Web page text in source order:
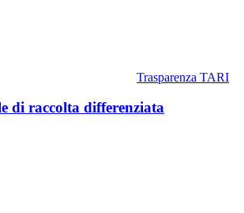
Trasparenza TARI
di raccolta differenziata